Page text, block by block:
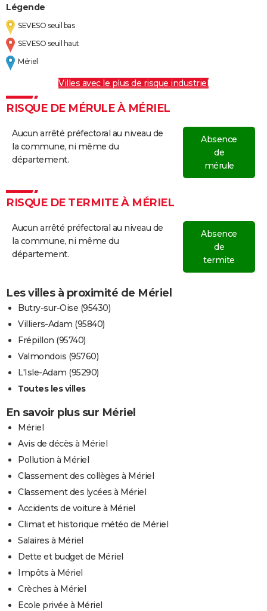
Légende
SEVESO seuil bas
SEVESO seuil haut
Mériel
Villes avec le plus de risque industriel
RISQUE DE MÉRULE À MÉRIEL
Aucun arrêté préfectoral au niveau de
la commune, ni même du
département.
Absence
de
mérule
RISQUE DE TERMITE À MÉRIEL
Aucun arrêté préfectoral au niveau de
la commune, ni même du
département.
Absence
de
termite
Les villes à proximité de Mériel
Butry-sur-Oise (95430)
Villiers-Adam (95840)
Frépillon (95740)
Valmondois (95760)
L'Isle-Adam (95290)
Toutes les villes
En savoir plus sur Mériel
Mériel
Avis de décès à Mériel
Pollution à Mériel
Classement des collèges à Mériel
Classement des lycées à Mériel
Accidents de voiture à Mériel
Climat et historique météo de Mériel
Salaires à Mériel
Dette et budget de Mériel
Impôts à Mériel
Crèches à Mériel
Ecole privée à Mériel